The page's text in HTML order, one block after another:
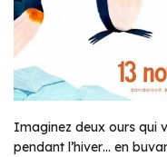
Imaginez deux ours qui
pendant l’hiver… en